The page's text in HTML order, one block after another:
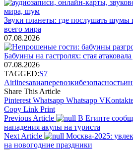
Звуки планеты: где послушать шумы
всего мира
07.08.2026
Бабуины на гастролях: стая
07.08.2026
TAGGED:S7
Airlinesавиаперевозкибезопасность
Share This Article
Pinterest Whatsapp Whatsapp
Copy Link Print
Previous Article
В Египте
нападения акулы на туриста
Next Article
Москва-2025:
на новогодние праздники